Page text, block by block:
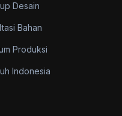
Desain
Bahan
Produksi
Indonesia